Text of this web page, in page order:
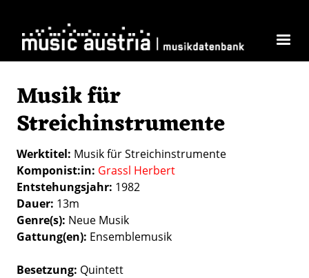
Musik für
Streichinstrumente
Werktitel Musik für Streichinstrumente
Komponist:in Grassl Herbert
Entstehungsjahr 1982
Dauer 13m
Genre(s) Neue Musik
Gattung(en) Ensemblemusik
Besetzung Quintett